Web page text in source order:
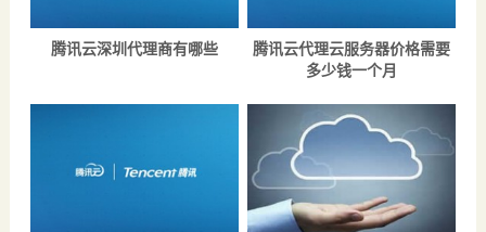
腾讯云深圳代理商有哪些
腾讯云代理云服务器价格需要
多少钱一个月